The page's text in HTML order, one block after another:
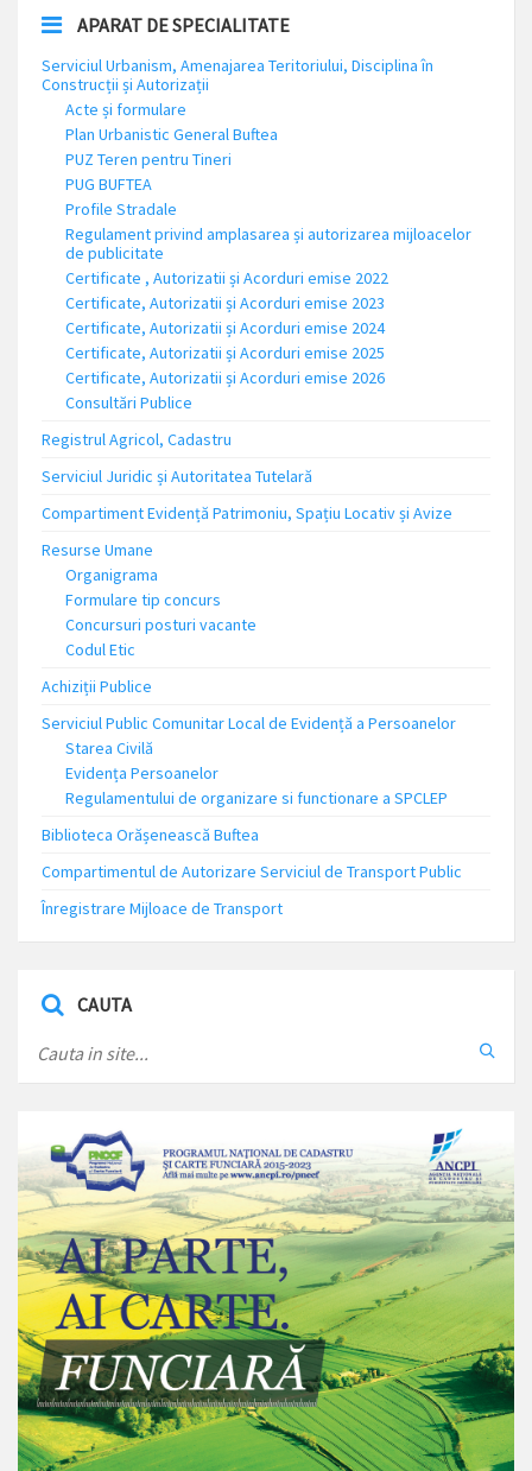
APARAT DE SPECIALITATE
Serviciul Urbanism, Amenajarea Teritoriului, Disciplina în
Construcții și Autorizații
Acte și formulare
Plan Urbanistic General Buftea
PUZ Teren pentru Tineri
PUG BUFTEA
Profile Stradale
Regulament privind amplasarea și autorizarea mijloacelor
de publicitate
Certificate , Autorizatii și Acorduri emise 2022
Certificate, Autorizatii și Acorduri emise 2023
Certificate, Autorizatii și Acorduri emise 2024
Certificate, Autorizatii și Acorduri emise 2025
Certificate, Autorizatii și Acorduri emise 2026
Consultări Publice
Registrul Agricol, Cadastru
Serviciul Juridic și Autoritatea Tutelară
Compartiment Evidență Patrimoniu, Spațiu Locativ și Avize
Resurse Umane
Organigrama
Formulare tip concurs
Concursuri posturi vacante
Codul Etic
Achiziții Publice
Serviciul Public Comunitar Local de Evidență a Persoanelor
Starea Civilă
Evidența Persoanelor
Regulamentului de organizare si functionare a SPCLEP
Biblioteca Orășenească Buftea
Compartimentul de Autorizare Serviciul de Transport Public
Înregistrare Mijloace de Transport
CAUTA